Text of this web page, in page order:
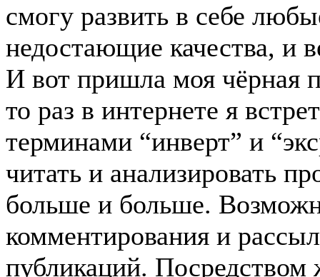
смогу развить в себе
недостающие качества, и
И вот пришла моя чёрная
то раз в интернете я
терминами “инверт” и
читать и анализировать
больше и больше.
комментирования и
публикаций. Посредством